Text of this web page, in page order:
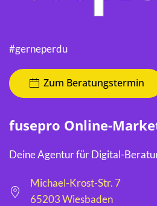
#gerneperdu
Zum Beratungstermin
fusepro Online-
Deine Agentur für Digital-
Michael-Krost-Str. 7
65203 Wiesbaden